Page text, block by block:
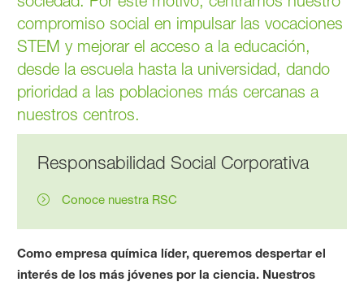
compromiso social en impulsar las vocaciones
STEM y mejorar el acceso a la educación,
desde la escuela hasta la universidad, dando
prioridad a las poblaciones más cercanas a
nuestros centros.
Responsabilidad Social Corporativa
Conoce nuestra RSC
Como empresa química líder, queremos despertar el
interés de los más jóvenes por la ciencia. Nuestros